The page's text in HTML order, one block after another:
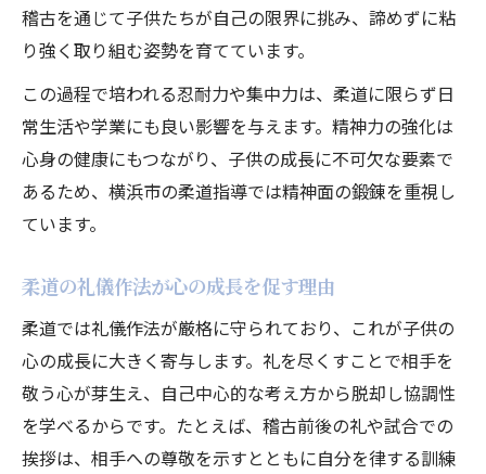
稽古を通じて子供たちが自己の限界に挑み、諦めずに粘
り強く取り組む姿勢を育てています。
この過程で培われる忍耐力や集中力は、柔道に限らず日
常生活や学業にも良い影響を与えます。精神力の強化は
心身の健康にもつながり、子供の成長に不可欠な要素で
あるため、横浜市の柔道指導では精神面の鍛錬を重視し
ています。
柔道の礼儀作法が心の成長を促す理由
柔道では礼儀作法が厳格に守られており、これが子供の
心の成長に大きく寄与します。礼を尽くすことで相手を
敬う心が芽生え、自己中心的な考え方から脱却し協調性
を学べるからです。たとえば、稽古前後の礼や試合での
挨拶は、相手への尊敬を示すとともに自分を律する訓練